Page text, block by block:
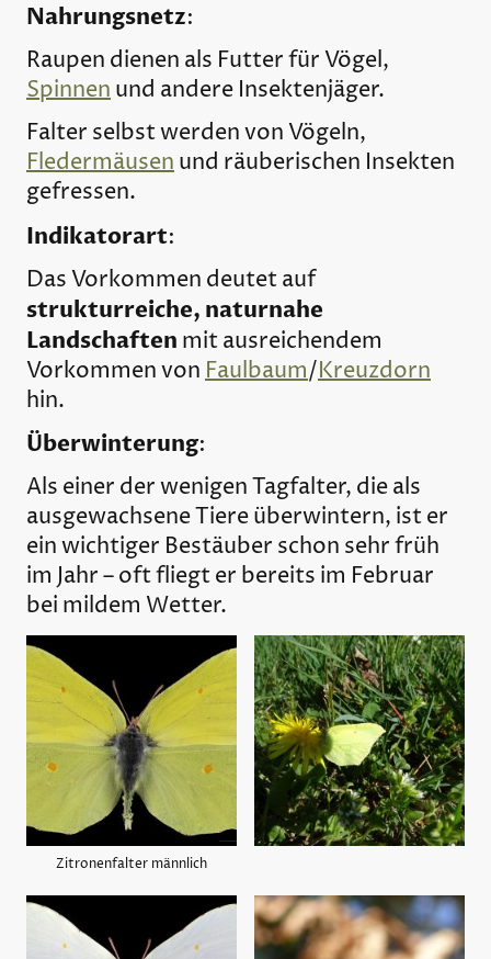
Nahrungsnetz:
Raupen dienen als Futter für Vögel,
Spinnenund andere Insektenjäger.
Falter selbst werden von Vögeln,
Fledermäusenund räuberischen Insekten
gefressen.
Indikatorart:
Das Vorkommen deutet auf
strukturreiche, naturnahe
Landschaften mit ausreichendem
Vorkommen vonFaulbaum/Kreuzdorn
hin.
Überwinterung:
Als einer der wenigen Tagfalter, die als
ausgewachsene Tiere überwintern, ist er
ein wichtiger Bestäuber schon sehr früh
im Jahr – oft fliegt er bereits im Februar
bei mildem Wetter.
Zitronenfalter männlich